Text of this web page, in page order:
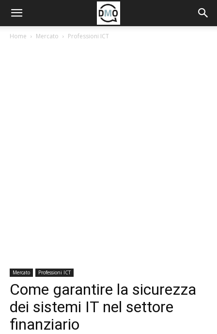
Home Mercato Professioni ICT
Mercato Professioni ICT
Come garantire la sicurezza
dei sistemi IT nel settore
finanziario